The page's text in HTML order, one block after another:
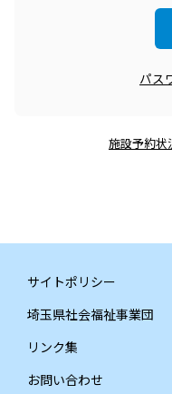
パス
施設予約状
サイトポリシー
埼玉県社会福祉事業団
リンク集
お問い合わせ